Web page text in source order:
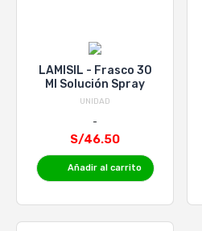
LAMISIL - Frasco 30
Ml Solución Spray
UNIDAD
S/46.50
Añadir al carrito